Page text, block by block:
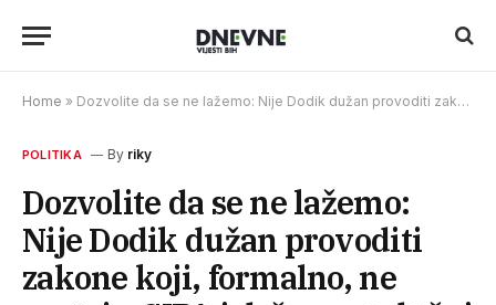
Home » Dozvolite da se ne lažemo: Nije Dodik dužan provoditi zakone koji, formalno, ne postoje. SIPA i država su dužni da ga hapse po zakonima koji su na snazi
POLITIKA By riky
Dozvolite da se ne lažemo:
Nije Dodik dužan provoditi
zakone koji, formalno, ne